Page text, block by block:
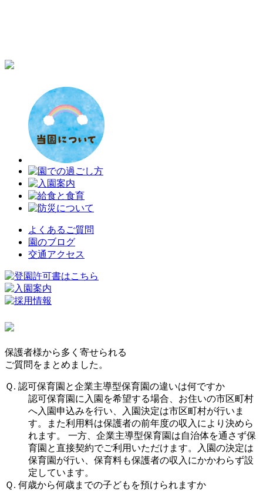
よくあるご質問
園のブログ
交通アクセス
保護者様から多く寄せられる
ご質問をまとめました。
Ｑ. 認可保育園と企業主導型保育園の違いは何ですか
認可保育園に入園を希望する場合、お住いの市区町村
へ入園申込みを行い、入園決定は市区町村が行いま
す。また利用料は保護者の前年度の収入により決めら
れます。 一方、企業主導型保育園は自治体を通さず保
育園と直接契約でご利用いただけます。入園の決定は
保育園が行い、保育料も保護者の収入にかかわらず設
定しています。
Ｑ. 何歳から何歳までの子どもを預けられますか